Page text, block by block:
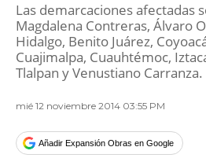
Las demarcaciones afectadas
Magdalena Contreras, Álvaro
Hidalgo, Benito Juárez,
Cuajimalpa, Cuauhtémoc,
Tlalpan y Venustiano Carranza.
mié 12 noviembre 2014 03:55 PM
Añadir Expansión Obras en Google